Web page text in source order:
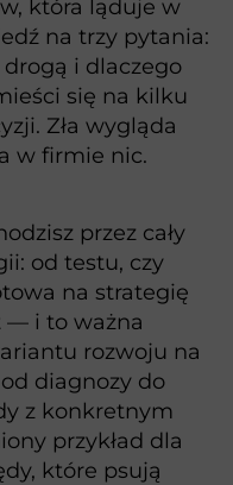
która ląduje w
na trzy pytania:
i dlaczego
się na kilku
Zła wygląda
w firmie nic.
przez cały
od testu, czy
na strategię
— i to ważna
rozwoju na
diagnozy do
z konkretnym
przykład dla
które psują